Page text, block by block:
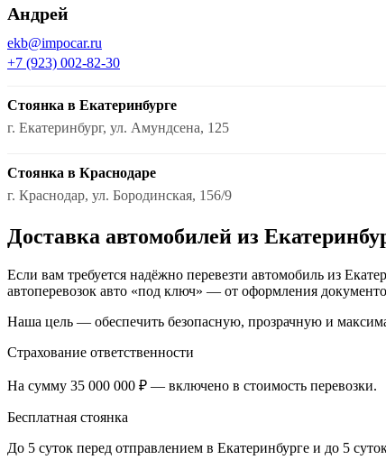
Андрей
ekb@impocar.ru
+7 (923) 002-82-30
Стоянка в Екатеринбурге
г. Екатеринбург, ул. Амундсена, 125
Стоянка в Краснодаре
г. Краснодар, ул. Бородинская, 156/9
Доставка автомобилей из
Если вам требуется надёжно перевезти автомобиль из
автоперевозок авто «под ключ» — от оформления
Наша цель — обеспечить безопасную, прозрачную и
Страхование ответственности
На сумму 35 000 000 ₽ — включено в стоимость перевозки.
Бесплатная стоянка
До 5 суток перед отправлением в Екатеринбурге и до 5